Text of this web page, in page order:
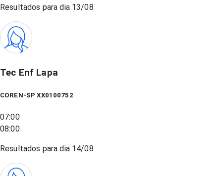
Resultados para dia 13/08
Tec Enf Lapa
COREN-SP XX0100752
07:00
08:00
Resultados para dia 14/08